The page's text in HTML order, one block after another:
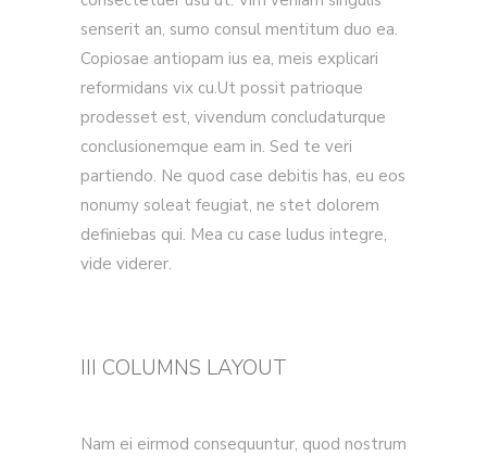
senserit an, sumo consul mentitum duo ea.
Copiosae antiopam ius ea, meis explicari
reformidans vix cu.Ut possit patrioque
prodesset est, vivendum concludaturque
conclusionemque eam in. Sed te veri
partiendo. Ne quod case debitis has, eu eos
nonumy soleat feugiat, ne stet dolorem
definiebas qui. Mea cu case ludus integre,
vide viderer.
III COLUMNS LAYOUT
Nam ei eirmod consequuntur, quod nostrum